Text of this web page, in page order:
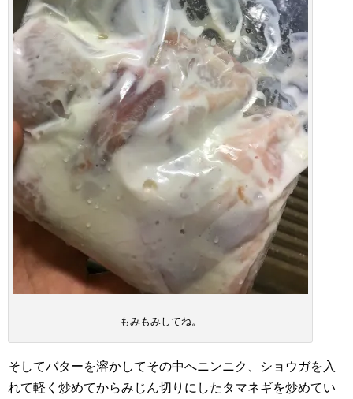
もみもみしてね。
そしてバターを溶かしてその中へニンニク、ショウガを入
れて軽く炒めてからみじん切りにしたタマネギを炒めてい